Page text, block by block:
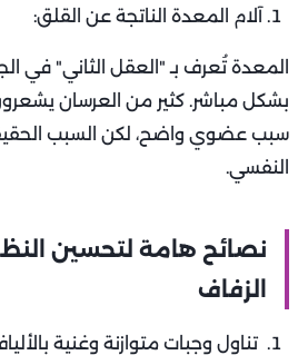
آلام المعدة الناتجة عن القلق:
المعدة تُعرف بـ "العقل الثاني" في
بشكل مباشر. كثير من العرسان
سبب عضوي واضح، لكن السبب
النفسي.
نصائح هامة لتحسين
الزفاف
تناول وجبات متوازنة وغنية